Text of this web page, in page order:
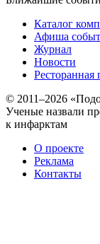
Каталог
Афиша
Журнал
Новости
Ресторанная
© 2011–2026
Ученые назвали
к инфарктам
О проекте
Реклама
Контакты